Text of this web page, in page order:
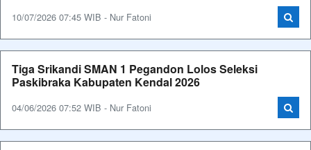
10/07/2026 07:45 WIB - Nur Fatoni
Tiga Srikandi SMAN 1 Pegandon Lolos Seleksi
Paskibraka Kabupaten Kendal 2026
04/06/2026 07:52 WIB - Nur Fatoni